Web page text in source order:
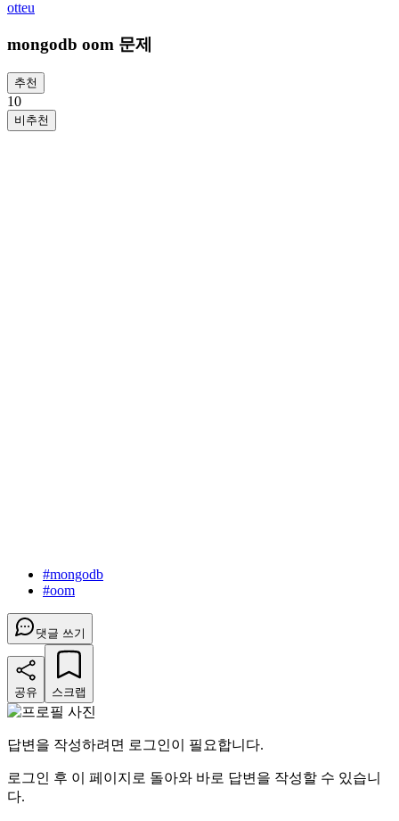
otteu
mongodb oom 문제
추천
10
비추천
#mongodb
#oom
댓글 쓰기
공유 스크랩
답변을 작성하려면 로그인이 필요합니다.
로그인 후 이 페이지로 돌아와 바로 답변을 작성할 수 있습니
다.